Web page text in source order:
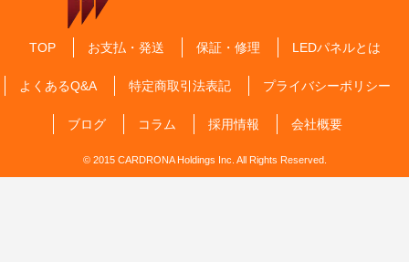
TOP お支払・発送 保証・修理 LEDパネルとは
よくあるQ&A 特定商取引法表記 プライバシーポリシー
ブログ コラム 採用情報 会社概要
© 2015 CARDRONA Holdings Inc. All Rights Reserved.